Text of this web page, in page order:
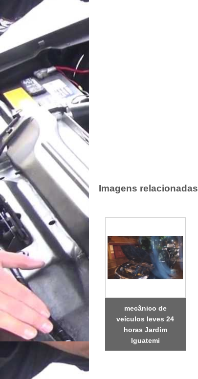
Imagens relacionadas
mecânico de
veículos leves 24
horas Jardim
Iguatemi